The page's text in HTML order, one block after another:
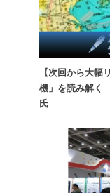
【次回から大幅
機」を読み解く
氏